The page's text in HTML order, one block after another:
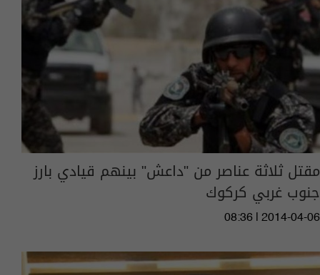
مقتل ثلاثة عناصر من "داعش" بينهم قيادي بارز
جنوب غربي كركوك
08:36 | 2014-04-06